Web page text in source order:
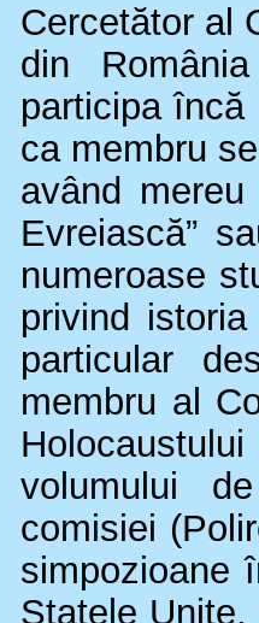
Cercetător al
din
participa
ca membru
având
Evreiască”
numeroase
privind
particular
membru al
volumului
comisiei
simpozioane
Statele